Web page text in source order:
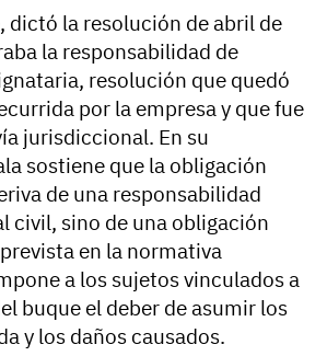
dictó la resolución de abril de
la responsabilidad de
resolución que quedó
por la empresa y que fue
jurisdiccional. En su
sostiene que la obligación
de una responsabilidad
civil, sino de una obligación
en la normativa
a los sujetos vinculados a
buque el deber de asumir los
y los daños causados.